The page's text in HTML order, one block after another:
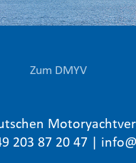
Zum DMYV
203 87 20 47 |